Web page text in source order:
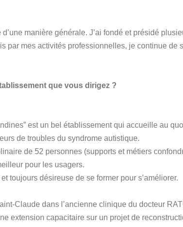
manière générale. J’ai fondé et présidé
par mes activités professionnelles, je continue de
que vous dirigez ?
est un bel établissement qui accueille au
de troubles du syndrome autistique.
de 52 personnes (supports et métiers
pour les usagers.
toujours désireuse de se former pour s’améliorer.
Claude dans l’ancienne clinique du docteur
extension capacitaire sur un projet de